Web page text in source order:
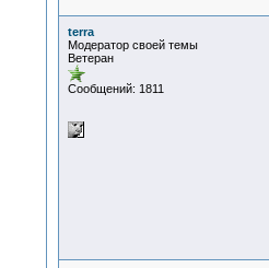
terra
Модератор своей темы
Ветеран
Сообщений: 1811